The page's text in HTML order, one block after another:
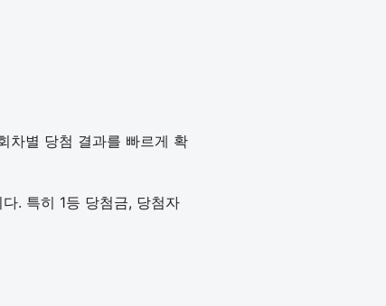
차별 당첨 결과를 빠르게 확
. 특히 1등 당첨금, 당첨자